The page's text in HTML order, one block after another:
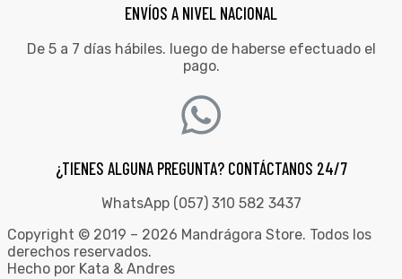
ENVÍOS A NIVEL NACIONAL
De 5 a 7 días hábiles. luego de haberse efectuado el
pago.
¿TIENES ALGUNA PREGUNTA? CONTÁCTANOS 24/7
WhatsApp (057) 310 582 3437
Copyright © 2019 – 2026 Mandrágora Store. Todos los
derechos reservados.
Hecho por Kata & Andres